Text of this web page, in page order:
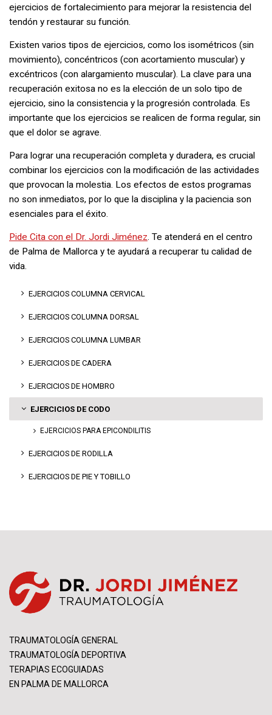
EJERCICIOS COLUMNA CERVICAL
EJERCICIOS COLUMNA DORSAL
EJERCICIOS COLUMNA LUMBAR
EJERCICIOS DE CADERA
EJERCICIOS DE HOMBRO
EJERCICIOS DE CODO
EJERCICIOS PARA EPICONDILITIS
EJERCICIOS DE RODILLA
EJERCICIOS DE PIE Y TOBILLO
ejercicios de fortalecimiento para mejorar la resistencia del
tendón y restaurar su función.
Existen varios tipos de ejercicios, como los isométricos (sin
movimiento), concéntricos (con acortamiento muscular) y
excéntricos (con alargamiento muscular). La clave para una
recuperación exitosa no es la elección de un solo tipo de
ejercicio, sino la consistencia y la progresión controlada. Es
importante que los ejercicios se realicen de forma regular, sin
que el dolor se agrave.
Para lograr una recuperación completa y duradera, es crucial
combinar los ejercicios con la modificación de las actividades
que provocan la molestia. Los efectos de estos programas
no son inmediatos, por lo que la disciplina y la paciencia son
esenciales para el éxito.
Pide Cita con el Dr. Jordi Jiménez. Te atenderá en el centro
de Palma de Mallorca y te ayudará a recuperar tu calidad de
vida.
TRAUMATOLOGÍA GENERAL
TRAUMATOLOGÍA DEPORTIVA
TERAPIAS ECOGUIADAS
EN PALMA DE MALLORCA